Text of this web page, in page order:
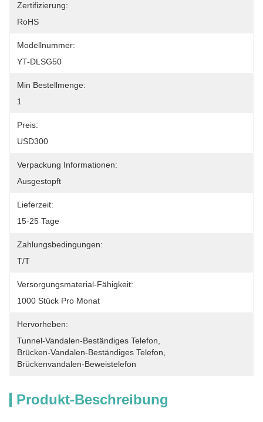
Zertifizierung:
RoHS
Modellnummer:
YT-DLSG50
Min Bestellmenge:
1
Preis:
USD300
Verpackung Informationen:
Ausgestopft
Lieferzeit:
15-25 Tage
Zahlungsbedingungen:
T/T
Versorgungsmaterial-Fähigkeit:
1000 Stück Pro Monat
Hervorheben:
Tunnel-Vandalen-Beständiges Telefon
Brücken-Vandalen-Beständiges Telefon
Brückenvandalen-Beweistelefon
Produkt-Beschreibung